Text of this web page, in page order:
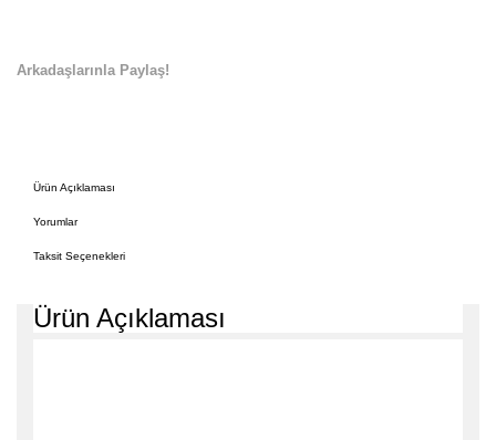
Arkadaşlarınla Paylaş!
Ürün Açıklaması
Yorumlar
Taksit Seçenekleri
Ürün Açıklaması